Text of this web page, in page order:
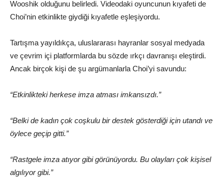
Wooshik olduğunu belirledi. Videodaki oyuncunun kıyafeti de
Choi’nin etkinlikte giydiği kıyafetle eşleşiyordu.
Tartışma yayıldıkça, uluslararası hayranlar sosyal medyada
ve çevrim içi platformlarda bu sözde ırkçı davranışı eleştirdi.
Ancak birçok kişi de şu argümanlarla Choi’yi savundu:
“Etkinlikteki herkese imza atması imkansızdı.”
“Belki de kadın çok coşkulu bir destek gösterdiği için utandı ve
öylece geçip gitti.”
“Rastgele imza atıyor gibi görünüyordu. Bu olayları çok kişisel
algılıyor gibi.”